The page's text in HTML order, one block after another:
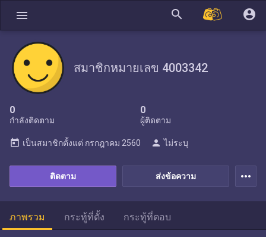
menu search account_circle
สมาชิกหมายเลข 4003342
0
กำลังติดตาม
0
ผู้ติดตาม
ส่งข้อความ
ติดตาม
today เป็นสมาชิกตั้งแต่ กรกฎาคม 2560 person ไม่ระบุ
more_horiz
ภาพรวม กระทู้ที่ตั้ง กระทู้ที่ตอบ